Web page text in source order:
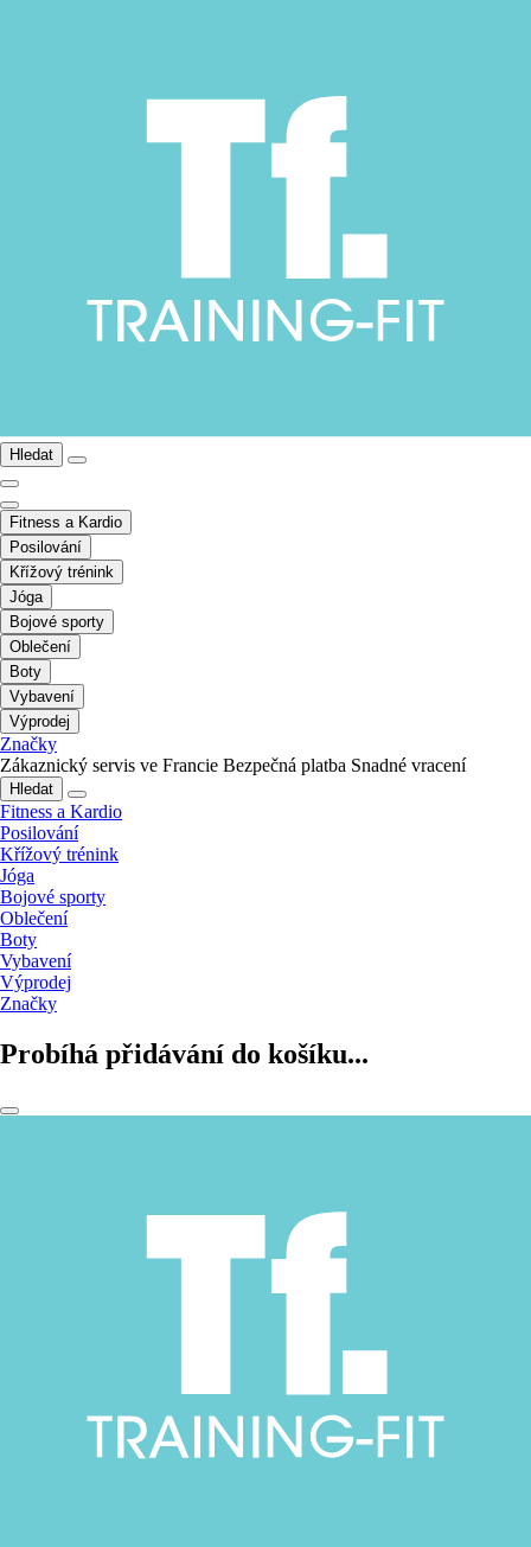
Hledat
Fitness a Kardio
Posilování
Křížový trénink
Jóga
Bojové sporty
Oblečení
Boty
Vybavení
Výprodej
Značky
Zákaznický servis ve Francie Bezpečná platba Snadné vracení
Hledat
Fitness a Kardio
Posilování
Křížový trénink
Jóga
Bojové sporty
Oblečení
Boty
Vybavení
Výprodej
Značky
Probíhá přidávání do košíku...